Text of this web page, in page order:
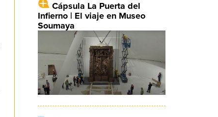
Cápsula La Puerta del
Infierno | El viaje en Museo
Soumaya